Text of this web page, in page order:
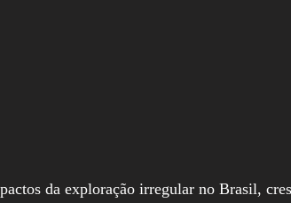
da exploração irregular no Brasil,